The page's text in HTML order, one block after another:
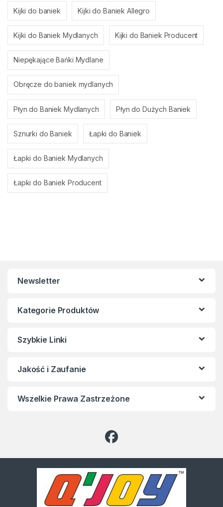
Kijki do baniek Kijki do Baniek Allegro
Kijki do Baniek Mydlanych Kijki do Baniek Producent
Niepękające Bańki Mydlane
Obręcze do baniek mydlanych
Płyn do Baniek Mydlanych Płyn do Dużych Baniek
Sznurki do Baniek Łapki do Baniek
Łapki do Baniek Mydlanych
Łapki do Baniek Producent
Newsletter
Kategorie Produktów
Szybkie Linki
Jakość i Zaufanie
Wszelkie Prawa Zastrzeżone